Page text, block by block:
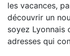
les vacances,
découvrir un
soyez Lyonnais
adresses qui